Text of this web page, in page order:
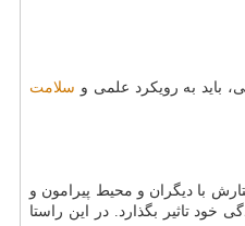
باید به رویكرد علمی و سلامت
با دیگران و محیط پیرامون و
تاثیر بگذارد. در این راستا